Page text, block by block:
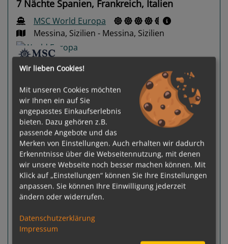
7 Nächte Spanien, Frankreich, Italien
MSC World Europa
Messina, Sizilien - Messina, Sizilien
Previous
90 %
Gewählter Termin:
Leistungspakete
Wir lieben Cookies!
Mit unseren Cookies möchten
wir Ihnen ein auf Sie
angepasstes Einkaufserlebnis
bieten. Dazu gehören z.B.
passende Angebote und das
Merken von Einstellungen. Auch erhalten wir dadurch
Erkenntnisse über die Webseitennutzung, mit denen
wir unsere Webseite noch besser machen können. Mit
Klick auf „Einstellungen“ können Sie Ihre Einstellungen
anpassen. Sie können Ihre Einwilligung jederzeit
ändern oder widerrufen.
Datenschutzerklärung
Impressum